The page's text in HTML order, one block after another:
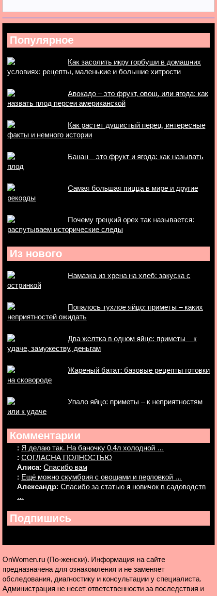
Популярное
Как засолить икру горбуши в домашних
условиях: рецепты, маленькие и большие хитрости
Авокадо – это фрукт, овощ, или ягода: как
назвать плод персеи американской
Как растет душистый перец, интересные
факты и немного истории
Банан – это фрукт и ягода: как называть
плод
Самая большая пицца в мире и другие
рекорды
Почему грецкий орех так называется:
распутываем исторические следы
Из нового
Намазка из хрена на хлеб: закуска с
остринкой
Попалось тухлое яйцо: приметы – каких
неприятностей ожидать
Два желтка в одном яйце: приметы – к
удаче, замужеству, деньгам
Жареный батат: базовые рецепты готовки
на сковороде
Упало яйцо: приметы – к неприятностям
или к удаче
Комментарии
: Я делаю так. На баночку 0,4л холодной …
: СОГЛАСНА ПОЛНОСТЬЮ
Алиса: Спасибо вам
: Ещё можно скумбрия с овощами и перловкой …
Александр: Спасибо за статью я новичок в садоводств
…
Подпишись
OnWomen.ru (По-женски). Информация на сайте
предназначена для ознакомления и не заменяет
обследования, диагностику и консультации у специалиста.
Администрация не несет ответственности за последствия и